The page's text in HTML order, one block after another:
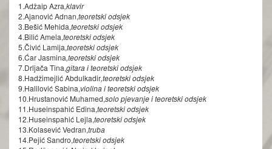
1.Adžaip Azra,klavir
2.Ajanović Adnan,teoretski odsjek
3.Bešić Mehida,teoretski odsjek
4.Bilić Amela,teoretski odsjek
5.Čivić Lamija,teoretski odsjek
6.Ćar Jasmina,teoretski odsjek
7.Drljača Tina,gitara i teoretski odsjek
8.Hadžimejlić Abdulkadir,teoretski odsjek
9.Halilović Sabina,violina i teoretski odsjek
10.Hrustanović Muhamed,solo pjevanje i teoretski odsjek
11.Huseinspahić Edina,teoretski odsjek
12.Huseinspahić Lejla,teoretski odsjek
13.Kolasević Vedran,truba
14.Pejić Sandro,teoretski odsjek